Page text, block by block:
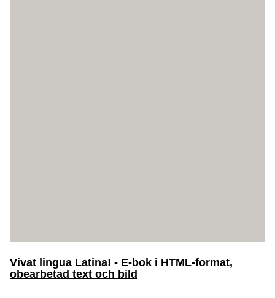
Vivat lingua Latina! - E-bok i HTML-format,
obearbetad text och bild